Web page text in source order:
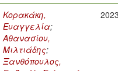
Κορακάκη,
Ευαγγελία;
Αθανασίου,
Μιλτιάδης;
Ξανθόπουλος,